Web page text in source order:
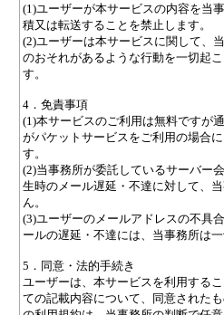
(1)ユーザーが本サービスの内容を当
積又は転送することを禁止します。
(2)ユーザーは本サービスに関して、
のおそれがあるような行動を一切起
す。
4．免責事項
(1)本サービスのご利用は無料ですが
がパケットサービスをご利用の場合
す。
(2)当事務所が委託しているサーバー
生時のメール遅延・不達に対して、
ん。
(3)ユーザーのメールアドレスの不具
ールの遅延・不達には、当事務所は一
5．同意・法的手続き
ユーザーは、本サービスを利用する
ての記載内容について、同意された